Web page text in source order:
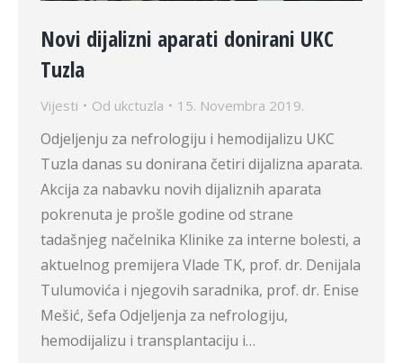
Novi dijalizni aparati donirani UKC
Tuzla
Vijesti Od ukctuzla 15. Novembra 2019.
Odjeljenju za nefrologiju i hemodijalizu UKC
Tuzla danas su donirana četiri dijalizna aparata.
Akcija za nabavku novih dijaliznih aparata
pokrenuta je prošle godine od strane
tadašnjeg načelnika Klinike za interne bolesti, a
aktuelnog premijera Vlade TK, prof. dr. Denijala
Tulumovića i njegovih saradnika, prof. dr. Enise
Mešić, šefa Odjeljenja za nefrologiju,
hemodijalizu i transplantaciju i…